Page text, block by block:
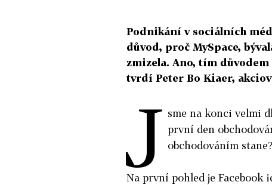
Podnikání v sociálních
důvod, proč MySpace,
zmizela. Ano, tím důvodem
tvrdí Peter Bo Kiaer,
J sme na konci velmi
první den
obchodováním stane?
Na první pohled je Facebook